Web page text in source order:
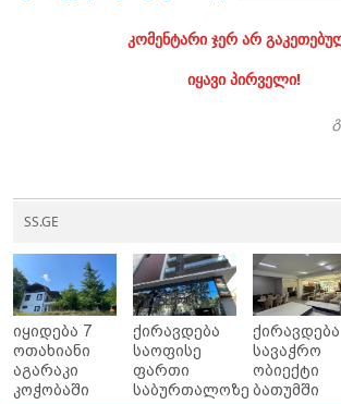
კომენტარი ჯერ არ
იყავი პირველი!
SS.GE
იყიდება 7
ოთახიანი
აგარაკი
კოჭობაში
ქირავდება
საოფისე
ფართი
საბურთალოზე
ქირავდება
სავაჭრო
ობიექტი
ბათუმში